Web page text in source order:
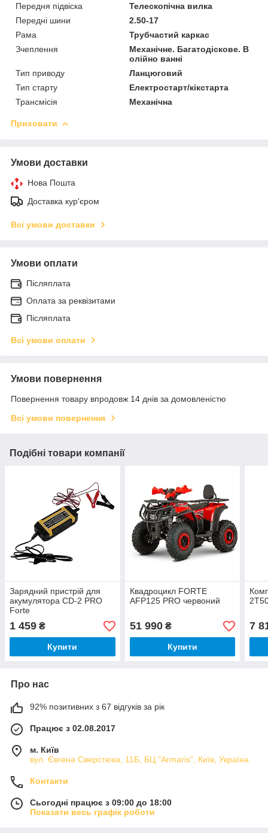
Передня підвіска
Телескопічна вилка
Передні шини
2.50-17
Рама
Трубчастий каркас
Зчеплення
Механічне. Багатодіскове. В
олійно ванні
Тип приводу
Ланцюговий
Тип старту
Електростарт/кікстарта
Трансмісія
Механічна
Приховати
Умови доставки
Нова Пошта
Доставка кур'єром
Всі умови доставки
Умови оплати
Післяплата
Оплата за реквізитами
Післяплата
Всі умови оплати
Умови повернення
Повернення товару впродовж 14 днів за домовленістю
Всі умови повернення
Подібні товари компанії
Зарядний пристрій для
акумулятора CD-2 PRO
Forte
1 459 ₴
Купити
Квадроцикл FORTE
AFP125 PRO червоний
51 990₴
Купити
7
Про нас
92% позитивних з 67 відгуків за рік
Працює з 02.08.2017
м. Київ
вул. Євгена Сверстюка, 11Б, БЦ "Armaris", Київ, Україна
Контакти
Сьогодні працює з 09:00 до 18:00
Показати весь графік роботи